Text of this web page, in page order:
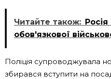
Читайте також:
обов'язкової
Поліція супроводжувала
збирався вступити на